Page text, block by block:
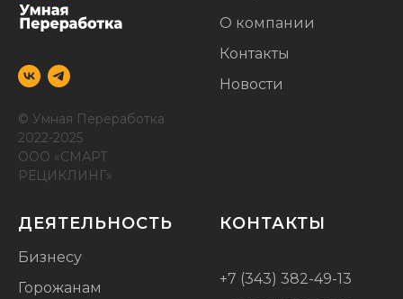
© Умная Переработка
2022-2025
ООО «СМАРТ
РЕЦИКЛИНГ»
О компании
Контакты
Новости
ДЕЯТЕЛЬНОСТЬ
Бизнесу
Горожанам
КОНТАКТЫ
+7 (343) 382-49-13